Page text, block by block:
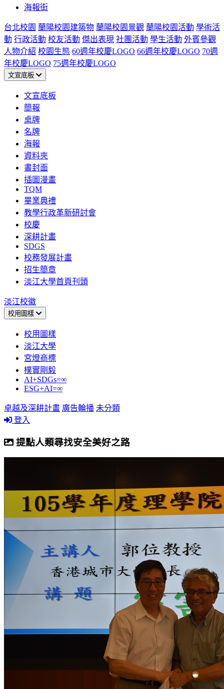
海報街
台北校園 蘭陽校園建築物 蘭陽校園景觀 蘭陽校園活動 學術活
動 行政活動 校友活動 傑出表現 社團活動 學生活動 外賓參觀
人物介紹 校園生態 60週年校慶LOGO 66週年校慶LOGO 70週
年校慶LOGO 75週年校慶LOGO
文宣底板
文宣底板
簡報
桌牌
名牌
海報
資料夾
書封面
插圖漫畫
TQM
畢業典禮
教學行政革新研討會
校慶
深耕計畫
SDGS
校務發展計畫
招生簡章
淡江大學首頁刊頭
淡江校徽
校用圖樣
校用圖樣
淡江大學
宮燈商標
樸實剛毅
AI+SDGs=∞
ESG+AI=∞
卓越及深耕計畫 廣告輪播 未分類
登入
提點人類尋找安全美好之路